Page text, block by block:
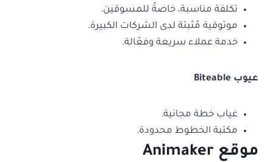
تكلفة مناسبة، خاصةً للمسوقين.
موثوقية مُثبتة لدى الشركات الكبيرة.
خدمة عملاء سريعة وفعّالة.
عيوب Biteable
غياب خطة مجانية.
مكتبة الخطوط محدودة.
موقع Animaker